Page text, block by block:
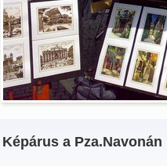
Képárus a Pza.Navonán